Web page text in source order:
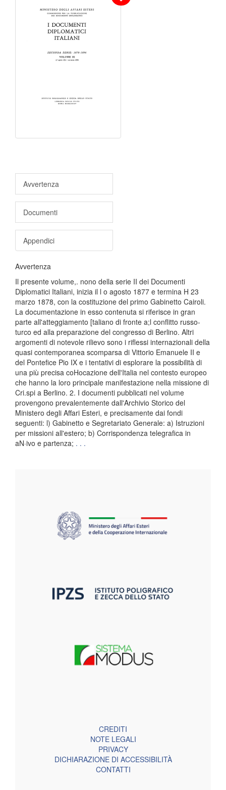
Avvertenza
Documenti
Appendici
Avvertenza
Il presente volume,. nono della serie II dei Documenti
Diplomatici Italiani, inizia il l o agosto 1877 e termina H 23
marzo 1878, con la costituzione del primo Gabinetto Cairoli.
La documentazione in esso contenuta si riferisce in gran
parte all'atteggiamento [taliano di fronte a;l conflitto russo-
turco ed alla preparazione del congresso di Berlino. Altri
argomenti di notevole rilievo sono i riflessi internazionali della
quasi contemporanea scomparsa di Vittorio Emanuele II e
del Pontefice Pio IX e i tentativi di esplorare la possibilità di
una più precisa coHocazione dell'Italia nel contesto europeo
che hanno la loro principale manifestazione nella missione di
Cri.spi a Berlino. 2. I documenti pubblicati nel volume
provengono prevalentemente dall'Archivio Storico del
Ministero degli Affari Esteri, e precisamente dai fondi
seguenti: l) Gabinetto e Segretariato Generale: a) Istruzioni
per missioni all'estero; b) Corrispondenza telegrafica in
aN·ivo e partenza; . . .
CREDITI
NOTE LEGALI
PRIVACY
DICHIARAZIONE DI ACCESSIBILITÀ
CONTATTI